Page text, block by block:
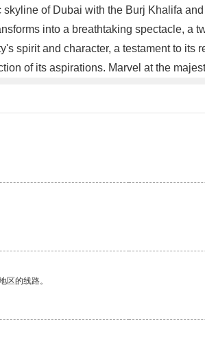
of Dubai with the Burj Khalifa
into a breathtaking spectacle,
spirit and character, a testament to
of its aspirations. Marvel at the
区的线路。